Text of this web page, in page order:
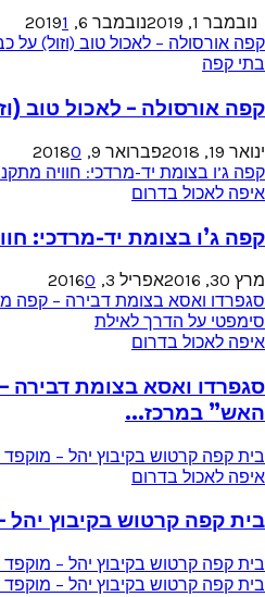
נובמבר 1, 2019 נובמבר 6, 2019
1
קפה אורסולה – לאכול טוב (וזול) על
בתי קפה
קפה אורסולה – לאכול טוב
ינואר 19, 2018 פברואר 9, 2018
0
קפה ג’ו בצומת יד-מרדכי: חוויה
איפה לאכול בדרום
קפה ג’ו בצומת יד-מרדכי:
מרץ 30, 2016 אפריל 3, 2016
0
סגפרדו ואסא בצומת דבירה – קפה
סימפטי על הדרך לאילת
איפה לאכול בדרום
סגפרדו ואסא בצומת דבירה
האש” במרכז...
בית קפה קרטוש בקיבוץ יהל – מוקפד
איפה לאכול בדרום
בית קפה קרטוש בקיבוץ יהל
בית קפה קרטוש בקיבוץ יהל – מוקפד
בית קפה קרטוש בקיבוץ יהל – מוקפד